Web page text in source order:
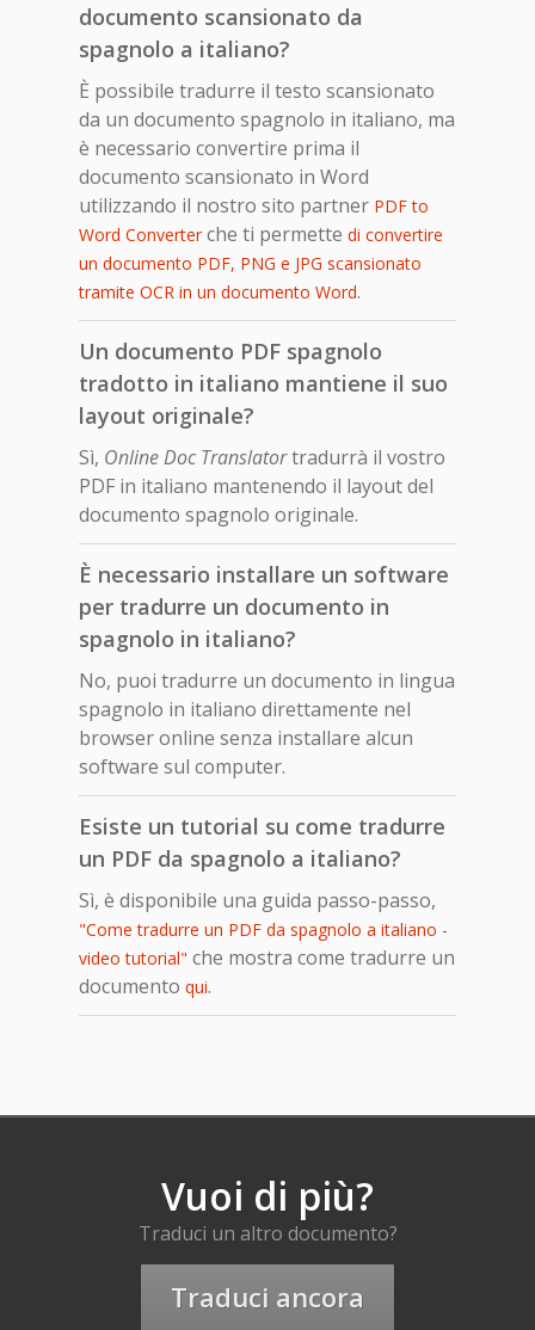
documento scansionato da
spagnolo a italiano?
È possibile tradurre il testo scansionato
da un documento spagnolo in italiano, ma
è necessario convertire prima il
documento scansionato in Word
utilizzando il nostro sito partner PDF to
Word Converterche ti permette di convertire
un documento PDF, PNG e JPG scansionato
tramite OCR in un documento Word.
Un documento PDF spagnolo
tradotto in italiano mantiene il suo
layout originale?
Sì, Online Doc Translatortradurrà il vostro
PDF in italiano mantenendo il layout del
documento spagnolo originale.
È necessario installare un software
per tradurre un documento in
spagnolo in italiano?
No, puoi tradurre un documento in lingua
spagnolo in italiano direttamente nel
browser online senza installare alcun
software sul computer.
Esiste un tutorial su come tradurre
un PDF da spagnolo a italiano?
Sì, è disponibile una guida passo-passo,
"Come tradurre un PDF da spagnolo a italiano -
video tutorial" che mostra come tradurre un
documento qui.
Vuoi di più?
Traduci un altro documento?
Traduci ancora